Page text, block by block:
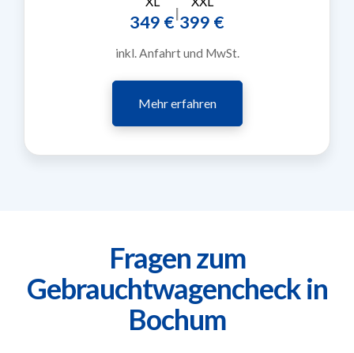
349 €|399 €
inkl. Anfahrt und MwSt.
Mehr erfahren
Fragen zum
Gebrauchtwagencheck in
Bochum